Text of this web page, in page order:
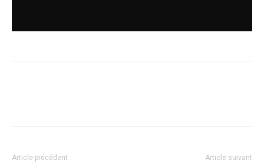
Article précédent Article suivant